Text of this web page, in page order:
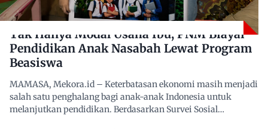
Tak Hanya Modal Usaha Ibu, PNM Biayai
Pendidikan Anak Nasabah Lewat Program
Beasiswa
MAMASA, Mekora.id – Keterbatasan ekonomi masih menjadi
salah satu penghalang bagi anak-anak Indonesia untuk
melanjutkan pendidikan. Berdasarkan Survei Sosial